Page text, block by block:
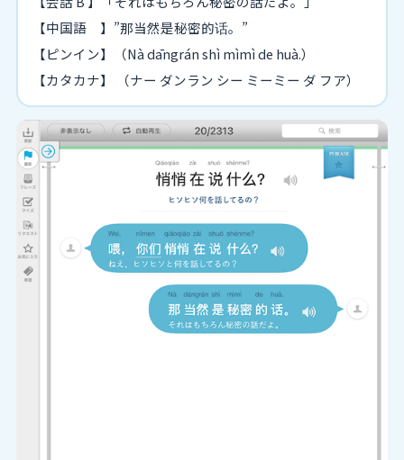
【中国語 】”那当然是秘密的话。”
【ピンイン】（Nà dāngrán shì mìmì de huà.）
【カタカナ】 （ナー ダンラン シー ミーミー ダ フア）